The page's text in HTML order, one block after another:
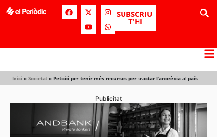
SUBSCRIU-
T'HI
Inici » Societat » Petició per tenir més recursos per tractar l’anorèxia al país
Publicitat